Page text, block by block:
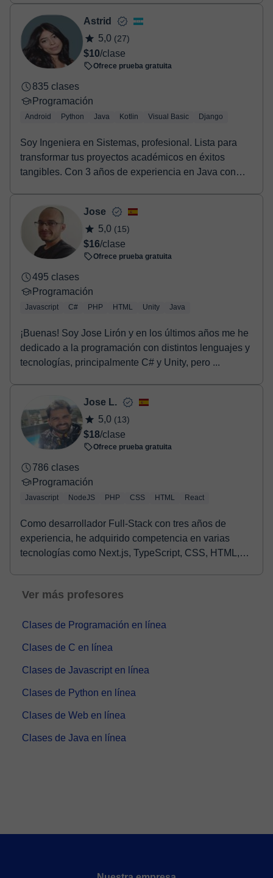
Astrid
5,0 (27)
$10/clase
Ofrece prueba gratuita
835 clases
Programación
Android Python Java Kotlin Visual Basic Django
Soy Ingeniera en Sistemas, profesional. Lista para
transformar tus proyectos académicos en éxitos
tangibles. Con 3 años de experiencia en Java con
Jose
5,0 (15)
$16/clase
Ofrece prueba gratuita
495 clases
Programación
Javascript C# PHP HTML Unity Java
¡Buenas! Soy Jose Lirón y en los últimos años me he
dedicado a la programación con distintos lenguajes y
tecnologías, principalmente C# y Unity, pero ...
Jose L.
5,0 (13)
$18/clase
Ofrece prueba gratuita
786 clases
Programación
Javascript NodeJS PHP CSS HTML React
Como desarrollador Full-Stack con tres años de
experiencia, he adquirido competencia en varias
tecnologías como Next.js, TypeScript, CSS, HTML,
Ver más profesores
Clases de Programación en línea
Clases de C en línea
Clases de Javascript en línea
Clases de Python en línea
Clases de Web en línea
Clases de Java en línea